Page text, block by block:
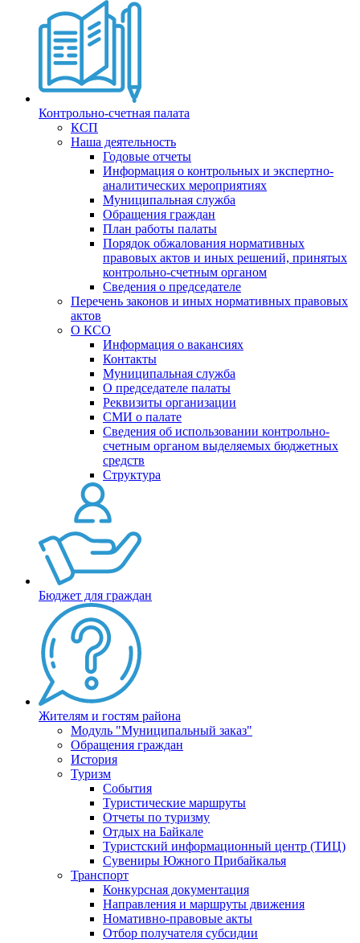
Контрольно-счетная палата
КСП
Наша деятельность
Годовые отчеты
Информация о контрольных и экспертно-
аналитических мероприятиях
Муниципальная служба
Обращения граждан
План работы палаты
Порядок обжалования нормативных
правовых актов и иных решений, принятых
контрольно-счетным органом
Сведения о председателе
Перечень законов и иных нормативных правовых
актов
О КСО
Информация о вакансиях
Контакты
Муниципальная служба
О председателе палаты
Реквизиты организации
СМИ о палате
Сведения об использовании контрольно-
счетным органом выделяемых бюджетных
средств
Структура
Бюджет для граждан
Жителям и гостям района
Модуль "Муниципальный заказ"
Обращения граждан
История
Туризм
События
Туристические маршруты
Отчеты по туризму
Отдых на Байкале
Туристский информационный центр (ТИЦ)
Сувениры Южного Прибайкалья
Транспорт
Конкурсная документация
Направления и маршруты движения
Номативно-правовые акты
Отбор получателя субсидии